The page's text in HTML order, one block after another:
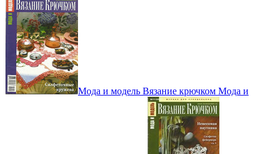
Мода и модель Вязание крючком Мода и